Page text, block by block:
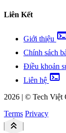
Liên Kết
Giới thiệu
Chính sách
Điều khoản
Liên hệ terminal
2026 | © Tech Việt
Terms Privacy
keyboard_double_arrow_up